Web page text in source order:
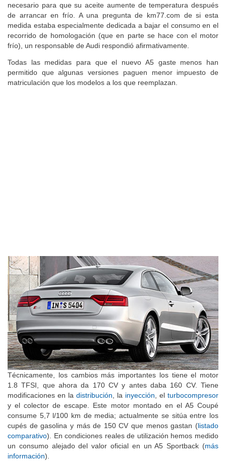
necesario para que su aceite aumente de temperatura después
de arrancar en frío. A una pregunta de km77.com de si esta
medida estaba especialmente dedicada a bajar el consumo en el
recorrido de homologación (que en parte se hace con el motor
frío), un responsable de Audi respondió afirmativamente.
Todas las medidas para que el nuevo A5 gaste menos han
permitido que algunas versiones paguen menor impuesto de
matriculación que los modelos a los que reemplazan.
Técnicamente, los cambios más importantes los tiene el motor
1.8 TFSI, que ahora da 170 CV y antes daba 160 CV. Tiene
modificaciones en la distribución , la inyección , el turbocompresor
y el colector de escape. Este motor montado en el A5 Coupé
consume 5,7 l/100 km de media; actualmente se sitúa entre los
cupés de gasolina y más de 150 CV que menos gastan (listado
comparativo). En condiciones reales de utilización hemos medido
un consumo alejado del valor oficial en un A5 Sportback (más
información).